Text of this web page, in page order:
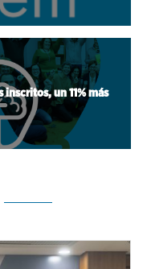
inscritos, un 11% más